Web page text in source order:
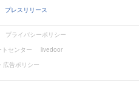
プレスリリース
プライバシーポリシー
センター
livedoor
広告ポリシー